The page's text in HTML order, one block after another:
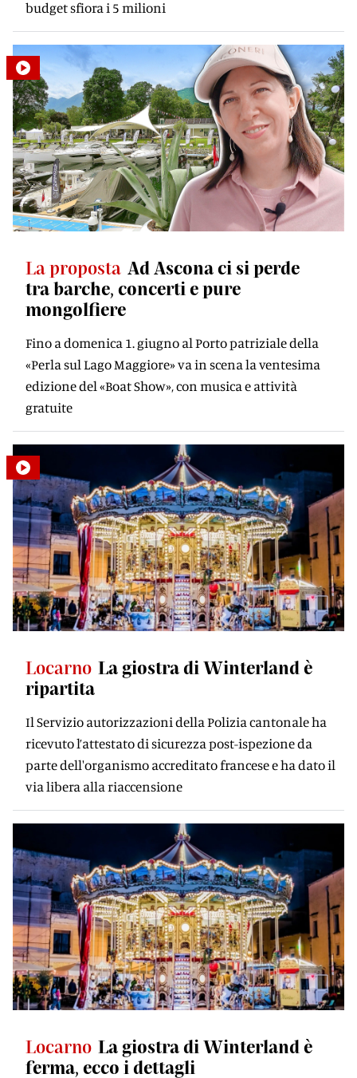
budget sfiora i 5 milioni
La proposta Ad Ascona ci si perde
tra barche, concerti e pure
mongolfiere
Fino a domenica 1. giugno al Porto patriziale della
«Perla sul Lago Maggiore» va in scena la ventesima
edizione del «Boat Show», con musica e attività
gratuite
Locarno La giostra di Winterland è
ripartita
Il Servizio autorizzazioni della Polizia cantonale ha
ricevuto l’attestato di sicurezza post-ispezione da
parte dell'organismo accreditato francese e ha dato il
via libera alla riaccensione
Locarno La giostra di Winterland è
ferma, ecco i dettagli